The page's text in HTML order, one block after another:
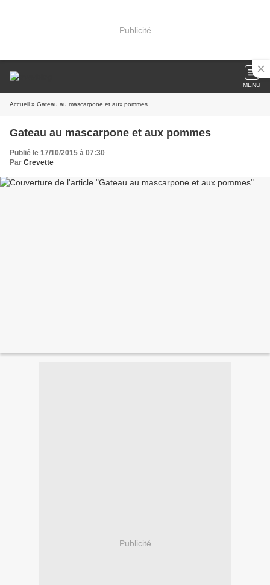
Publicité
MENU
Accueil » Gateau au mascarpone et aux pommes
Gateau au mascarpone et aux pommes
Publié le 17/10/2015 à 07:30
Par Crevette
Publicité